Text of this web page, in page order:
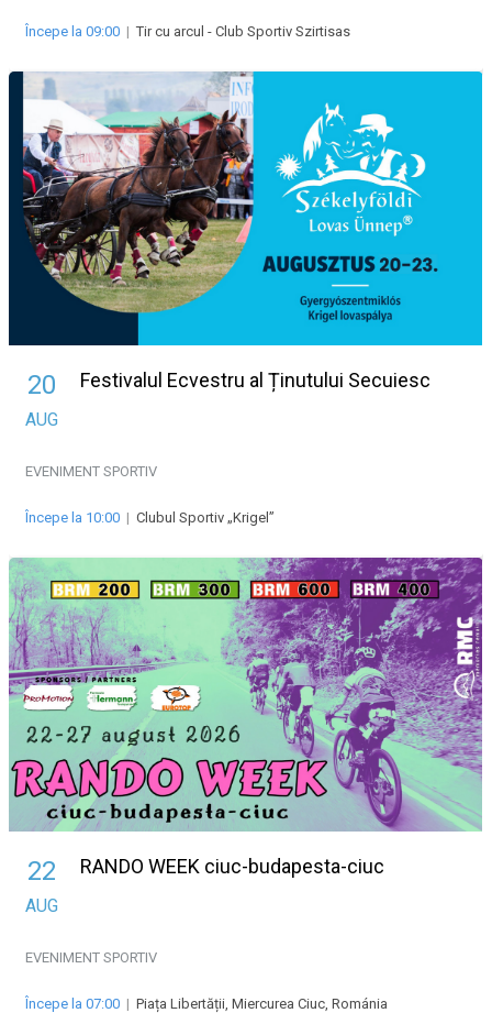
Începe la 09:00 |Tir cu arcul - Club Sportiv Szirtisas
20
AUG
Festivalul Ecvestru al Ținutului Secuiesc
EVENIMENT SPORTIV
Începe la 10:00 | Clubul Sportiv „Krigel”
22
AUG
RANDO WEEK ciuc-budapesta-ciuc
EVENIMENT SPORTIV
Începe la 07:00 | Piața Libertății, Miercurea Ciuc, Románia